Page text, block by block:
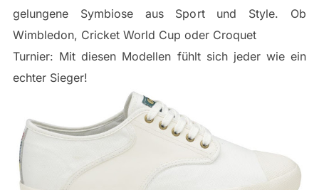
gelungene Symbiose aus Sport und Style. Ob
Wimbledon, Cricket World Cup oder Croquet
Turnier: Mit diesen Modellen fühlt sich jeder wie ein
echter Sieger!